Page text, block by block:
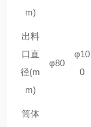
m)
出料
口直
径(m
m)
φ80
φ10
0
筒体